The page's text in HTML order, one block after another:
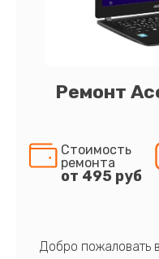
Ремонт
Стоимость
ремонта
от 495 руб
Добро пожаловать